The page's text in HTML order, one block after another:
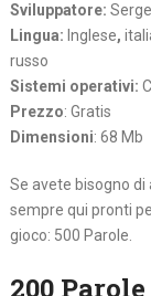
Sviluppatore:
Lingua: Inglese,
russo
Sistemi operativi:
Prezzo: Gratis
Dimensioni: 68 Mb
Se avete bisogno
sempre qui pronti
gioco: 500 Parole.
200